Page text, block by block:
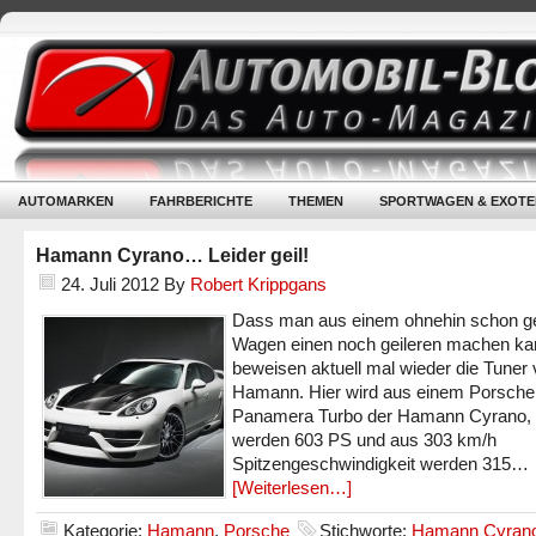
AUTOMARKEN FAHRBERICHTE THEMEN SPORTWAGEN &
Hamann Cyrano… Leider geil!
24. Juli 2012 By Robert Krippgans
Dass man aus einem ohnehin schon
Wagen einen noch geileren machen
beweisen aktuell mal wieder die Tuner
Hamann. Hier wird aus einem Porsche
Panamera Turbo der Hamann Cyrano,
werden 603 PS und aus 303 km/h
Spitzengeschwindigkeit werden 315…
[Weiterlesen…]
Kategorie: Hamann, Porsche Stichworte: Hamann